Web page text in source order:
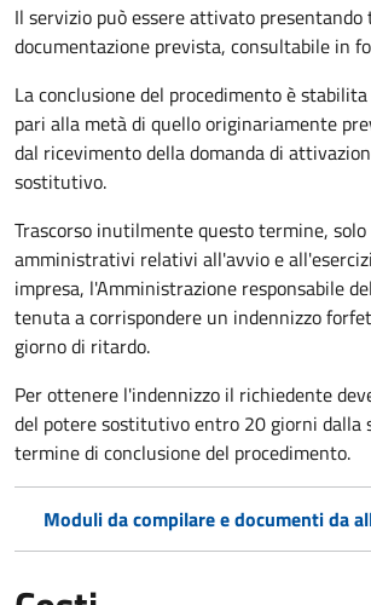
Il servizio può essere attivato
documentazione prevista, consultabile in
La conclusione del procedimento è
pari alla metà di quello originariamente
dal ricevimento della domanda di
sostitutivo.
Trascorso inutilmente questo termine,
amministrativi relativi all'avvio e
impresa, l'Amministrazione responsabile
tenuta a corrispondere un indennizzo
giorno di ritardo.
Per ottenere l'indennizzo il richiedente
del potere sostitutivo entro 20 giorni dalla
termine di conclusione del procedimento.
Moduli da compilare e documenti da